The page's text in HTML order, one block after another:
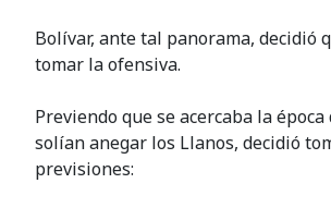
Bolívar, ante tal panorama, decidió
tomar la ofensiva.
Previendo que se acercaba la
solían anegar los Llanos, decidió
previsiones: